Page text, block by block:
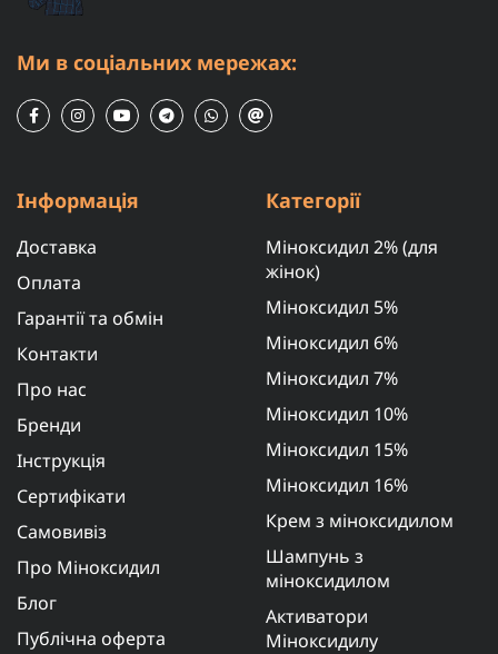
Ми в соціальних мережах:
Інформація
Доставка
Оплата
Гарантії та обмін
Контакти
Про нас
Бренди
Інструкція
Сертифікати
Самовивіз
Про Міноксидил
Блог
Публічна оферта
Категорії
Міноксидил 2% (для
жінок)
Міноксидил 5%
Міноксидил 6%
Міноксидил 7%
Міноксидил 10%
Міноксидил 15%
Міноксидил 16%
Крем з міноксидилом
Шампунь з
міноксидилом
Активатори
Міноксидилу